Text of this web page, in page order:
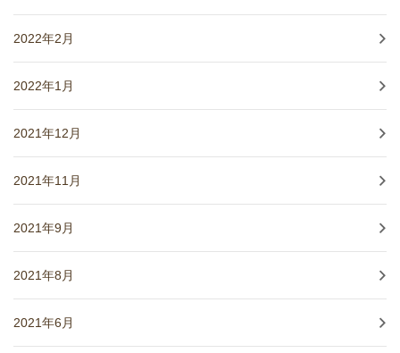
2022年2月
2022年1月
2021年12月
2021年11月
2021年9月
2021年8月
2021年6月